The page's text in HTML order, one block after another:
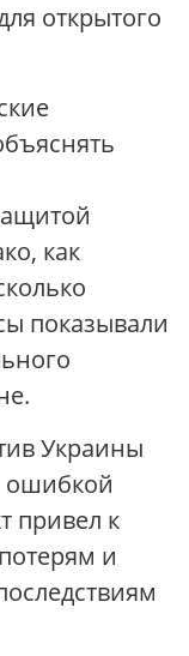
открытого
как
показывали
Украины
ошибкой
привел к
и